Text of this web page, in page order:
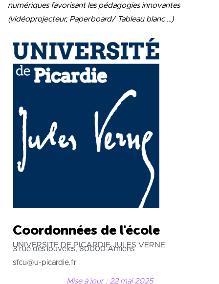
Coordonnées de l'école
UNIVERSITE DE PICARDIE JULES VERNE
3 rue des louveles, 80000 Amiens
sfcu@u-picardie.fr
numériques favorisant les pédagogies innovantes
(vidéoprojecteur, Paperboard/ Tableau blanc …)
Mise à jour : 22 mai 2025